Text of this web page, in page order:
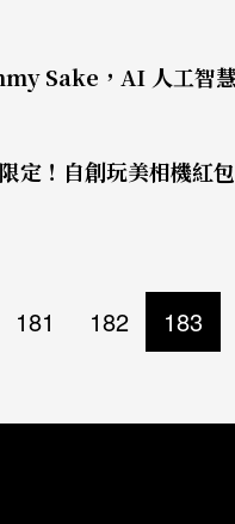
Sake，AI 人工智
定！自創玩美相機紅
181 182 183